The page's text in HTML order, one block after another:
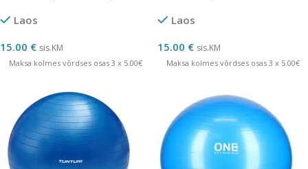
Laos
15.00 € sis.KM
Maksa kolmes võrdses osas 3 x 5.00€
Laos
15.00 € sis.KM
Maksa kolmes võrdses osas 3 x 5.00€